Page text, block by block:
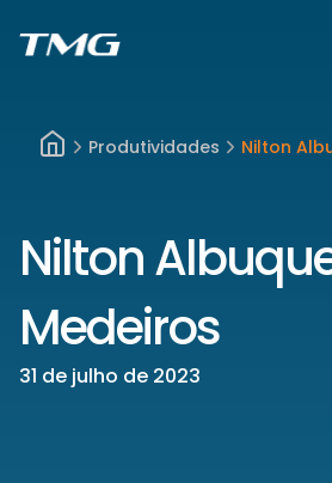
Produtividades Nilton
Nilton
Medeiros
31 de julho de 2023